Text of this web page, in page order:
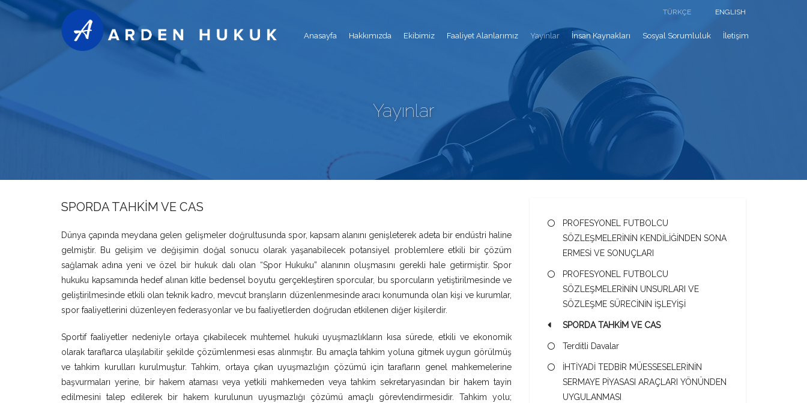
Anasayfa Hakkımızda Ekibimiz Faaliyet Alanlarımız Yayınlar İnsan Kaynakları Sosyal Sorumluluk İletişim
TÜRKÇE ENGLISH
Yayınlar
SPORDA TAHKİM VE CAS
Dünya çapında meydana gelen gelişmeler doğrultusunda spor, kapsam alanını genişleterek adeta bir endüstri haline
gelmiştir. Bu gelişim ve değişimin doğal sonucu olarak yaşanabilecek potansiyel problemlere etkili bir çözüm
sağlamak adına yeni ve özel bir hukuk dalı olan “Spor Hukuku” alanının oluşmasını gerekli hale getirmiştir. Spor
hukuku kapsamında hedef alınan kitle bedensel boyutu gerçekleştiren sporcular, bu sporcuların yetiştirilmesinde ve
geliştirilmesinde etkili olan teknik kadro, mevcut branşların düzenlenmesinde aracı konumunda olan kişi ve kurumlar,
spor faaliyetlerini düzenleyen federasyonlar ve bu faaliyetlerden doğrudan etkilenen diğer kişilerdir.
Sportif faaliyetler nedeniyle ortaya çıkabilecek muhtemel hukuki uyuşmazlıkların kısa sürede, etkili ve ekonomik
olarak taraflarca ulaşılabilir şekilde çözümlenmesi esas alınmıştır. Bu amaçla tahkim yoluna gitmek uygun görülmüş
ve tahkim kurulları kurulmuştur. Tahkim, ortaya çıkan uyuşmazlığın çözümü için tarafların genel mahkemelerine
başvurmaları yerine, bir hakem ataması veya yetkili mahkemeden veya tahkim sekretaryasından bir hakem tayin
edilmesini talep edilerek bir hakem kurulunun uyuşmazlığı çözümü amaçlı görevlendirmesidir. Tahkim yolu;
PROFESYONEL FUTBOLCU
SÖZLEŞMELERİNİN KENDİLİĞİNDEN SONA
ERMESİ VE SONUÇLARI
PROFESYONEL FUTBOLCU
SÖZLEŞMELERİNİN UNSURLARI VE
SÖZLEŞME SÜRECİNİN İŞLEYİŞİ
SPORDA TAHKİM VE CAS
Terditli Davalar
İHTİYADİ TEDBİR MÜESSESELERİNİN
SERMAYE PİYASASI ARAÇLARI YÖNÜNDEN
UYGULANMASI